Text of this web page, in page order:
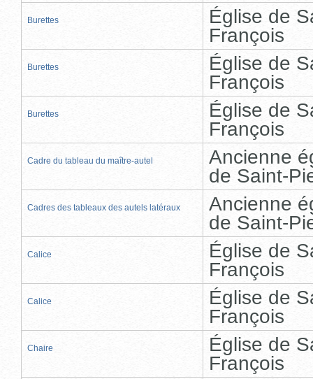
Burettes
Église de
François
Burettes
Église de
François
Burettes
Église de
François
Cadre du tableau du maître-autel
Ancienne
de Saint-
Cadres des tableaux des autels latéraux
Ancienne
de Saint-
Calice
Église de
François
Calice
Église de
François
Chaire
Église de
François